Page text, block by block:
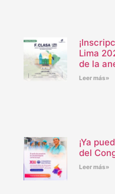
Lima
de la
Leer más»
¡Ya
del
Leer más»